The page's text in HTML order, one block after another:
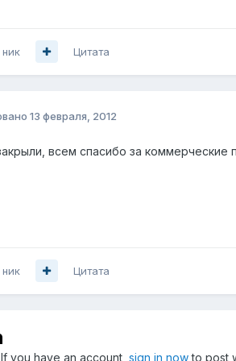
ник Цитата
13 февраля, 2012
всем спасибо за коммерческие
ник Цитата
you have an account, sign in nowto post